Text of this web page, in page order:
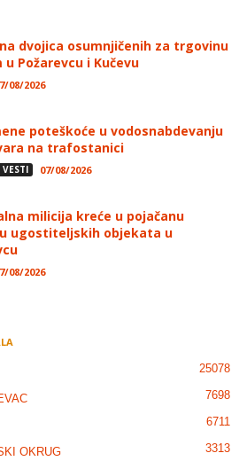
dvojica osumnjičenih za trgovinu
u Požarevcu i Kučevu
08/2026
poteškoće u vodosnabdevanju
na trafostanici
VESTI 07/08/2026
milicija kreće u pojačanu
ugostiteljskih objekata u
08/2026
25078
7698
6711
OKRUG 3313